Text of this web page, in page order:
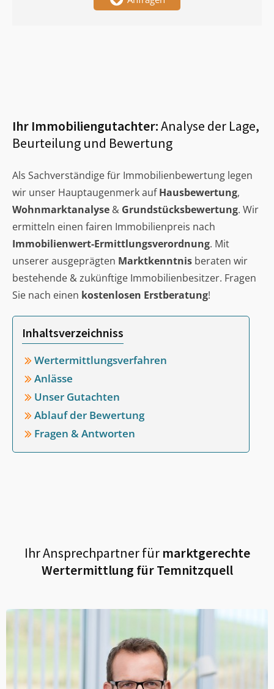
Ihr Immobiliengutachter:Analyse der Lage,
Beurteilung und Bewertung
Als Sachverständige für Immobilienbewertung legen
wir unser Hauptaugenmerk aufHausbewertung,
Wohnmarktanalyse & Grundstücksbewertung. Wir
ermitteln einen fairen Immobilienpreis nach
Immobilienwert-Ermittlungsverordnung. Mit
unserer ausgeprägten Marktkenntnis beraten wir
bestehende & zukünftige Immobilienbesitzer. Fragen
Sie nach einen kostenlosen Erstberatung!
Inhaltsverzeichniss
Wertermittlungsverfahren
Anlässe
Unser Gutachten
Ablauf der Bewertung
Fragen & Antworten
Ihr Ansprechpartner fürmarktgerechte
Wertermittlung fürTemnitzquell